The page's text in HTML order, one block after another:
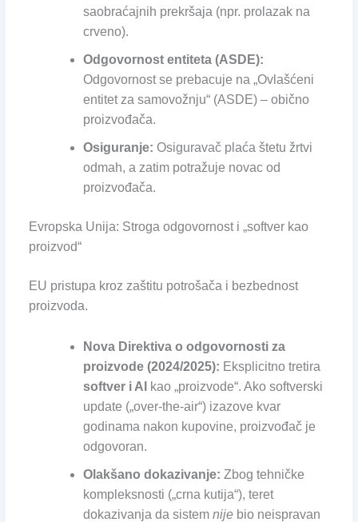
saobraćajnih prekršaja (npr. prolazak na
crveno).
Odgovornost entiteta (ASDE):
Odgovornost se prebacuje na „Ovlašćeni
entitet za samovožnju“ (ASDE) – obično
proizvođača.
Osiguranje: Osiguravač plaća štetu žrtvi
odmah, a zatim potražuje novac od
proizvođača.
Evropska Unija: Stroga odgovornost i „softver kao
proizvod“
EU pristupa kroz zaštitu potrošača i bezbednost
proizvoda.
Nova Direktiva o odgovornosti za
proizvode (2024/2025): Eksplicitno tretira
softver i AI
kao „proizvode“. Ako softverski
update („over-the-air“) izazove kvar
godinama nakon kupovine, proizvođač je
odgovoran.
Olakšano dokazivanje: Zbog tehničke
kompleksnosti („crna kutija“), teret
dokazivanja da sistem nijebio neispravan